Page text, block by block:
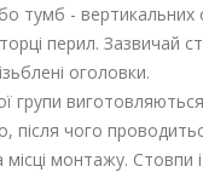
тумб - вертикальних
перил. Зазвичай
оголовки.
групи виготовляються
після чого
місці монтажу. Стовпи